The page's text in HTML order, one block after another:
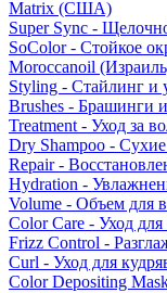
Matrix (США)
Super Sync -
SoColor - Стойкое
Moroccanoil
Styling - Стайлинг и
Brushes - Брашинги
Treatment - Уход за
Dry Shampoo -
Repair -
Hydration -
Volume - Объем для
Color Care - Уход
Frizz Control -
Curl - Уход для
Color Depositing